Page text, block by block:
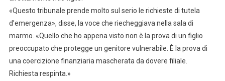
«Questo tribunale prende molto sul serio le richieste di tutela
d’emergenza», disse, la voce che riecheggiava nella sala di
marmo. «Quello che ho appena visto non è la prova di un figlio
preoccupato che protegge un genitore vulnerabile. È la prova di
una coercizione finanziaria mascherata da dovere filiale.
Richiesta respinta.»